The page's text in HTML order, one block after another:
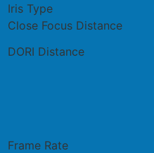
Iris Type
Close Focus Distance
DORI Distance
Frame Rate